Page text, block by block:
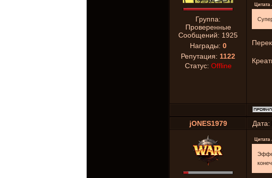
Группа:
Проверенные
Сообщений: 1925
Награды: 0
Репутация: 1122
Статус: Offline
Цитата
jONES1979
Цитата